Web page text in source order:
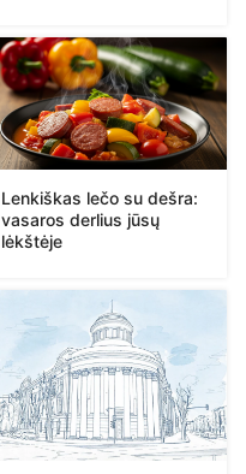
Lenkiškas lečo su dešra:
vasaros derlius jūsų
lėkštėje